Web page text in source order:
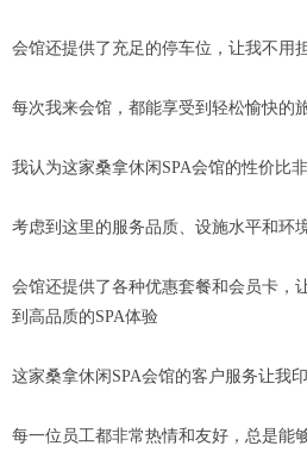
会馆还提供了充足的停车位，让我不用
每次我来会馆，都能享受到轻松愉快的旅
我认为这家桑拿休闲SPA会馆的性价比
考虑到这里的服务品质、设施水平和环
会馆还提供了各种优惠套餐和会员卡，
到高品质的SPA体验
这家桑拿休闲SPA会馆的客户服务让我
每一位员工都非常热情和友好，总是能